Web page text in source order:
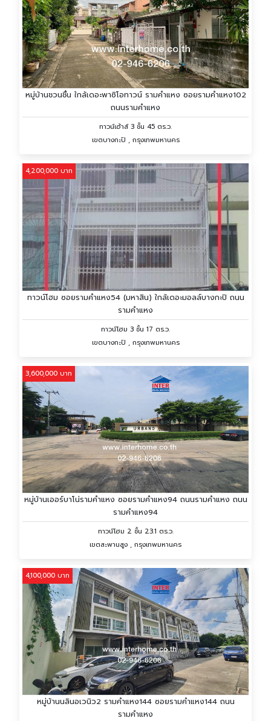
หมู่บ้านชวนชื่น ใกล้เดอะพาซิโอทาวน์ รามคำแหง ซอยรามคำแหง102
ถนนรามคำแหง
ทาวน์เฮ้าส์ 3 ชั้น 45 ตร.ว.
เขตบางกะปิ , กรุงเทพมหานคร
4,200,000 บาท
ทาวน์โฮม ซอยรามคำแหง54 (มหาสิน) ใกล้เดอะมอลล์บางกะปิ ถนน
รามคำแหง
ทาวน์โฮม 3 ชั้น 17 ตร.ว.
เขตบางกะปิ , กรุงเทพมหานคร
3,600,000 บาท
หมู่บ้านเออร์บาโน่รามคำแหง ซอยรามคำแหง94 ถนนรามคำแหง ถนน
รามคำแหง94
ทาวน์โฮม 2 ชั้น 23.1 ตร.ว.
เขตสะพานสูง , กรุงเทพมหานคร
4,100,000 บาท
หมู่บ้านนลินอเวนิว2 รามคำแหง144 ซอยรามคำแหง144 ถนน
รามคำแหง